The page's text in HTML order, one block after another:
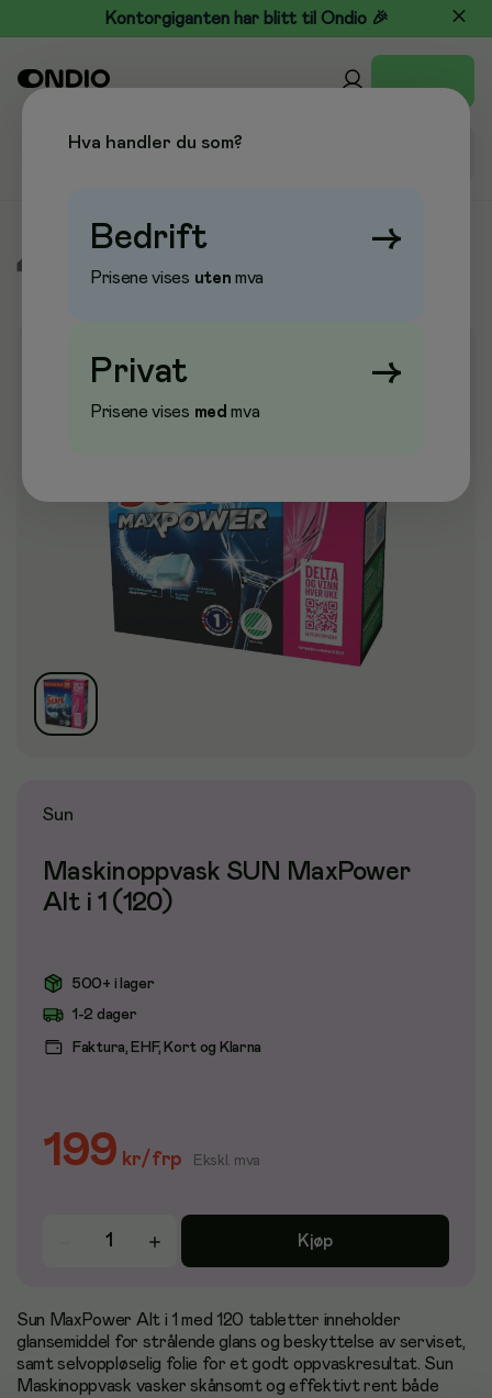
Kontorgiganten har blitt til Ondio 🎉
Kampanje
Sun
Maskinoppvask SUN MaxPower
Alt i 1 (120)
500+ i lager
1-2 dager
Faktura, EHF, Kort og Klarna
199 kr/frp Ekskl. mva
Kjøp
Sun MaxPower Alt i 1 med 120 tabletter inneholder
glansemiddel for strålende glans og beskyttelse av serviset,
samt selvoppløselig folie for et godt oppvaskresultat. Sun
Maskinoppvask vasker skånsomt og effektivt rent både
Hva handler du som?
Bedrift →
Prisene vises uten mva
Privat →
Prisene vises med mva